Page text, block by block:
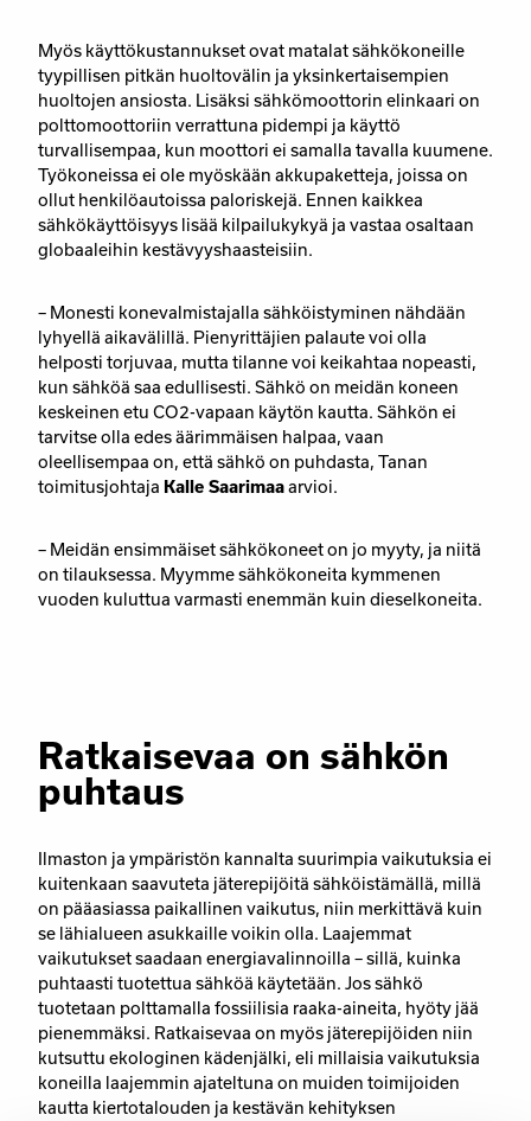
Myös käyttökustannukset ovat matalat sähkökoneille
tyypillisen pitkän huoltovälin ja yksinkertaisempien
huoltojen ansiosta. Lisäksi sähkömoottorin elinkaari on
polttomoottoriin verrattuna pidempi ja käyttö
turvallisempaa, kun moottori ei samalla tavalla kuumene.
Työkoneissa ei ole myöskään akkupaketteja, joissa on
ollut henkilöautoissa paloriskejä. Ennen kaikkea
sähkökäyttöisyys lisää kilpailukykyä ja vastaa osaltaan
globaaleihin kestävyyshaasteisiin.
– Monesti konevalmistajalla sähköistyminen nähdään
lyhyellä aikavälillä. Pienyrittäjien palaute voi olla
helposti torjuvaa, mutta tilanne voi keikahtaa nopeasti,
kun sähköä saa edullisesti. Sähkö on meidän koneen
keskeinen etu CO2-vapaan käytön kautta. Sähkön ei
tarvitse olla edes äärimmäisen halpaa, vaan
oleellisempaa on, että sähkö on puhdasta, Tanan
toimitusjohtaja Kalle Saarimaaarvioi.
– Meidän ensimmäiset sähkökoneet on jo myyty, ja niitä
on tilauksessa. Myymme sähkökoneita kymmenen
vuoden kuluttua varmasti enemmän kuin dieselkoneita.
Ratkaisevaa on sähkön
puhtaus
Ilmaston ja ympäristön kannalta suurimpia vaikutuksia ei
kuitenkaan saavuteta jäterepijöitä sähköistämällä, millä
on pääasiassa paikallinen vaikutus, niin merkittävä kuin
se lähialueen asukkaille voikin olla. Laajemmat
vaikutukset saadaan energiavalinnoilla – sillä, kuinka
puhtaasti tuotettua sähköä käytetään. Jos sähkö
tuotetaan polttamalla fossiilisia raaka-aineita, hyöty jää
pienemmäksi. Ratkaisevaa on myös jäterepijöiden niin
kutsuttu ekologinen kädenjälki, eli millaisia vaikutuksia
koneilla laajemmin ajateltuna on muiden toimijoiden
kautta kiertotalouden ja kestävän kehityksen